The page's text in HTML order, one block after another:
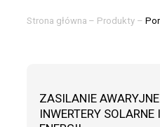
Strona główna – Produkty –
ZASILANIE AWARYJNE
INWERTERY